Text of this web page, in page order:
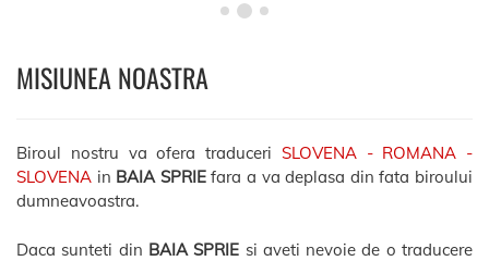
MISIUNEA NOASTRA
Biroul nostru va ofera traduceri SLOVENA - ROMANA -
SLOVENA in BAIA SPRIEfara a va deplasa din fata biroului
dumneavoastra.
Daca sunteti din BAIA SPRIE si aveti nevoie de o traducere